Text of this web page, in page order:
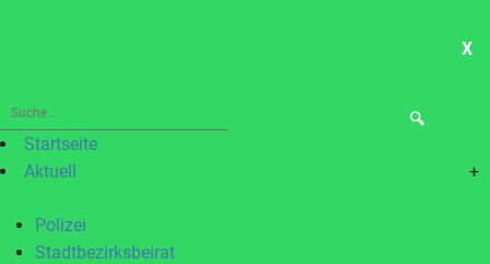
X
Suche
nach:Startseite
Aktuell
+
Polizei
Stadtbezirksbeirat